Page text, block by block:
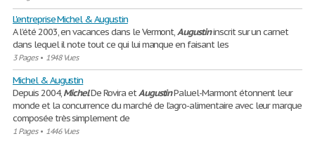
L'entreprise Michel & Augustin
A l’été 2003, en vacances dans le Vermont,Augustininscrit sur un carnet
dans lequel il note tout ce qui lui manque en faisant les
3 Pages• 1948 Vues
Michel & Augustin
Depuis 2004,MichelDe Rovira etAugustinPaluel-Marmont étonnent leur
monde et la concurrence du marché de l’agro-alimentaire avec leur marque
composée très simplement de
1 Pages• 1446 Vues